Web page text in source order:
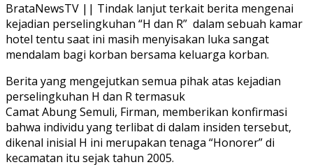
BrataNewsTV || Tindak lanjut terkait berita mengenai
kejadian perselingkuhan “H dan R” dalam sebuah kamar
hotel tentu saat ini masih menyisakan luka sangat
mendalam bagi korban bersama keluarga korban.
Berita yang mengejutkan semua pihak atas kejadian
perselingkuhan H dan R termasuk
Camat Abung Semuli, Firman, memberikan konfirmasi
bahwa individu yang terlibat di dalam insiden tersebut,
dikenal inisial H ini merupakan tenaga “Honorer” di
kecamatan itu sejak tahun 2005.